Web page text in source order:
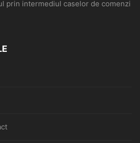
prin intermediul caselor de comenzi